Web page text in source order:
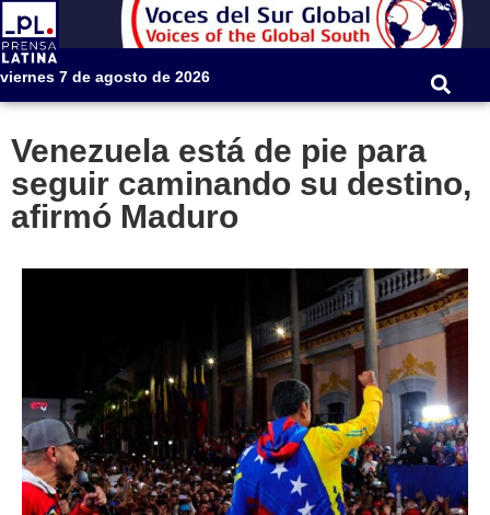
viernes 7 de agosto de 2026
Venezuela está de pie para
seguir caminando su destino,
afirmó Maduro